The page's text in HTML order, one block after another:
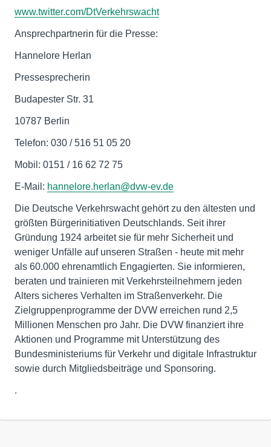
www.twitter.com/DtVerkehrswacht
Ansprechpartnerin für die Presse:
Hannelore Herlan
Pressesprecherin
Budapester Str. 31
10787 Berlin
Telefon: 030 / 516 51 05 20
Mobil: 0151 / 16 62 72 75
E-Mail: hannelore.herlan@dvw-ev.de
Die Deutsche Verkehrswacht gehört zu den ältesten und
größten Bürgerinitiativen Deutschlands. Seit ihrer
Gründung 1924 arbeitet sie für mehr Sicherheit und
weniger Unfälle auf unseren Straßen - heute mit mehr
als 60.000 ehrenamtlich Engagierten. Sie informieren,
beraten und trainieren mit Verkehrsteilnehmern jeden
Alters sicheres Verhalten im Straßenverkehr. Die
Zielgruppenprogramme der DVW erreichen rund 2,5
Millionen Menschen pro Jahr. Die DVW finanziert ihre
Aktionen und Programme mit Unterstützung des
Bundesministeriums für Verkehr und digitale Infrastruktur
sowie durch Mitgliedsbeiträge und Sponsoring.
.